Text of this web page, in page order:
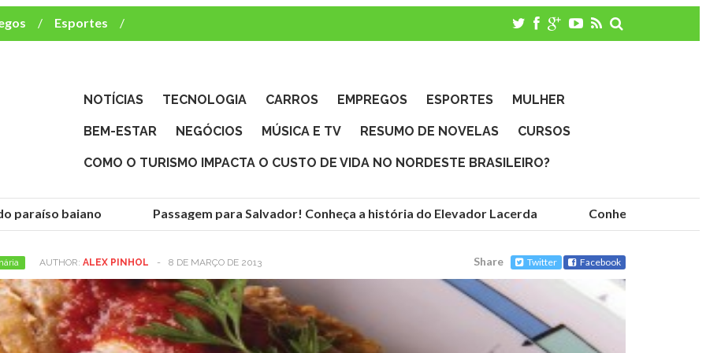
Esportes
e TV
NOTÍCIAS TECNOLOGIA CARROS EMPREGOS ESPORTES MULHER
BEM-ESTAR NEGÓCIOS MÚSICA E TV RESUMO DE NOVELAS CURSOS
COMO O TURISMO IMPACTA O CUSTO DE VIDA NO NORDESTE BRASILEIRO?
baiano Passagem para Salvador! Conheça a história do Elevador Lacerda Conheça as
AUTHOR: ALEX PINHOL - 8 DE MARÇO DE 2013 Share Twitter Facebook